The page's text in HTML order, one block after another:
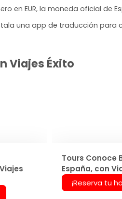
en EUR, la moneda oficial de
una app de traducción para
Viajes Éxito
Tours Conoce
España, con
¡Reserva tu